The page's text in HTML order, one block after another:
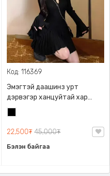
Код: 116369
Эмэгтэй даашинз урт
дэрвэгэр ханцуйтай хар
плаж,нэхмэл материалтай,
Загварлаг хийцтэй
22,500₮ 45,000₮
Бэлэн байгаа